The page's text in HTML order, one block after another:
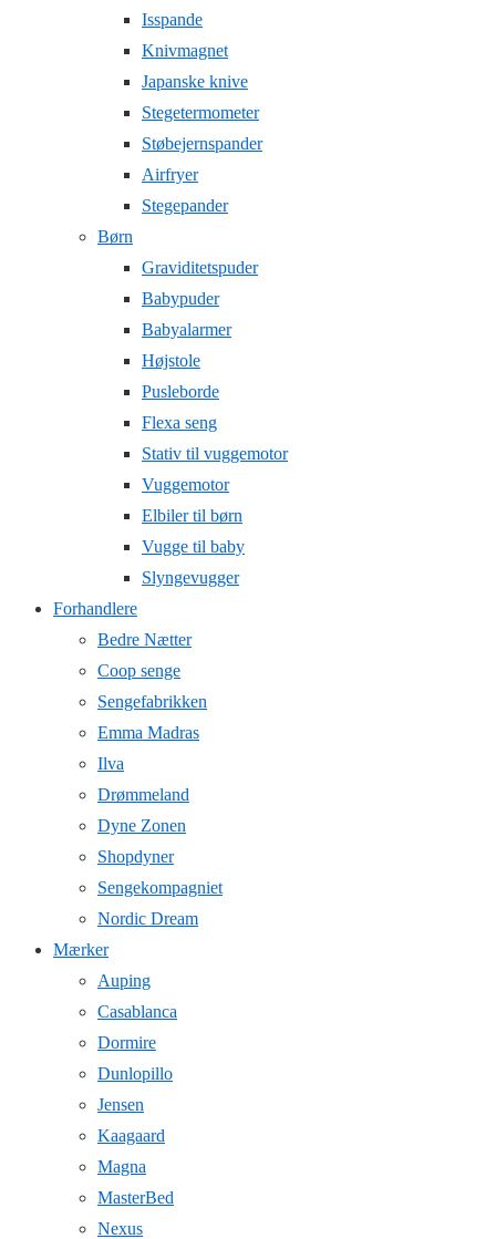
Isspande
Knivmagnet
Japanske knive
Stegetermometer
Støbejernspander
Airfryer
Stegepander
Børn
Graviditetspuder
Babypuder
Babyalarmer
Højstole
Pusleborde
Flexa seng
Stativ til vuggemotor
Vuggemotor
Elbiler til børn
Vugge til baby
Slyngevugger
Forhandlere
Bedre Nætter
Coop senge
Sengefabrikken
Emma Madras
Ilva
Drømmeland
Dyne Zonen
Shopdyner
Sengekompagniet
Nordic Dream
Mærker
Auping
Casablanca
Dormire
Dunlopillo
Jensen
Kaagaard
Magna
MasterBed
Nexus